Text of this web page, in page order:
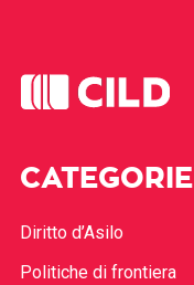
CATEGORIE
Diritto d’Asilo
Politiche di frontiera